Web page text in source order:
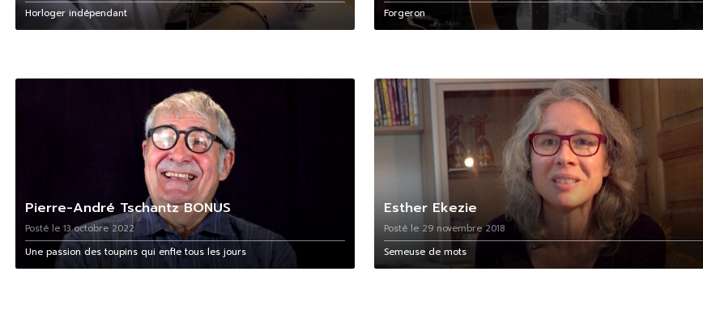
Horloger indépendant
Forgeron
Pierre-André Tschantz BONUS
Posté le 13 octobre 2022
Une passion des toupins qui enfle tous les jours
Esther Ekezie
Posté le 29 novembre 2018
Semeuse de mots